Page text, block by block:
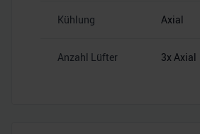
Kühlung Axial
Anzahl Lüfter 3x Axial